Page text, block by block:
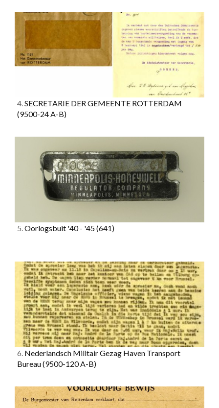
4.SECRETARIE DER GEMEENTE ROTTERDAM
(9500-24 A-B)
5.Oorlogsbuit '40 - '45(641)
6. Nederlandsch Militair Gezag Haven Transport
Bureau(9500-120 A-B)